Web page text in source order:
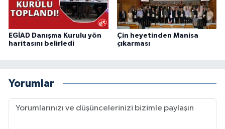
EGİAD Danışma Kurulu yön
haritasını belirledi
Çin heyetinden Manisa
çıkarması
Yorumlar